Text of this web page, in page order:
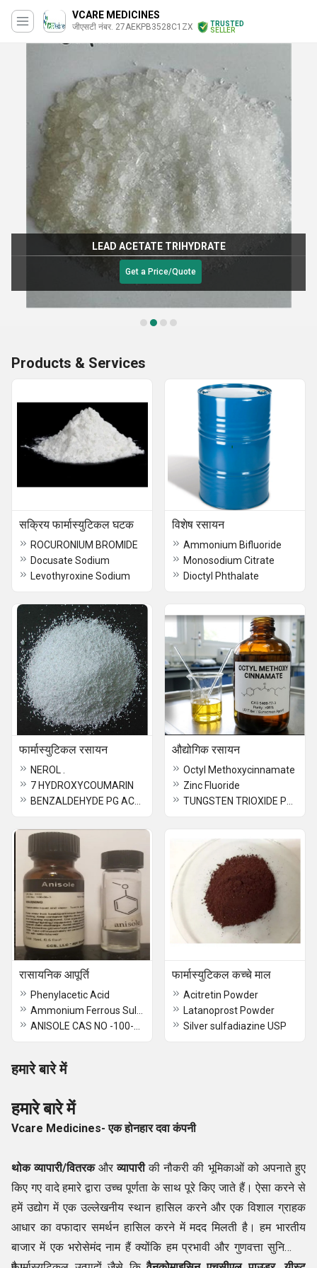
VCARE MEDICINES
जीएसटी नंबर. 27AEKPB3528C1ZX
TRUSTED
SELLER
LEAD ACETATE TRIHYDRATE
Get a Price/Quote
Products & Services
सक्रिय फार्मास्युटिकल घटक
ROCURONIUM BROMIDE
Docusate Sodium
Levothyroxine Sodium
विशेष रसायन
Ammonium Bifluoride
Monosodium Citrate
Dioctyl Phthalate
फार्मास्युटिकल रसायन
NEROL .
7 HYDROXYCOUMARIN
औद्योगिक रसायन
Octyl Methoxycinnamate
Zinc Fluoride
रासायनिक आपूर्ति
Phenylacetic Acid
फार्मास्युटिकल कच्चे माल
Acitretin Powder
Latanoprost Powder
Silver sulfadiazine USP
हमारे बारे में
हमारे बारे में
Vcare Medicines- एक होनहार दवा कंपनी
थोक व्यापारी/वितरकऔरव्यापारीकी नौकरी की भूमिकाओं को अपनाते हुए
किए गए वादे हमारे द्वारा उच्च पूर्णता के साथ पूरे किए जाते हैं। ऐसा करने से
हमें उद्योग में एक उल्लेखनीय स्थान हासिल करने और एक विशाल ग्राहक
आधार का वफादार समर्थन हासिल करने में मदद मिलती है। हम भारतीय
बाजार में एक भरोसेमंद नाम हैं क्योंकि हम प्रभावी और गुणवत्ता सुनिश्चित